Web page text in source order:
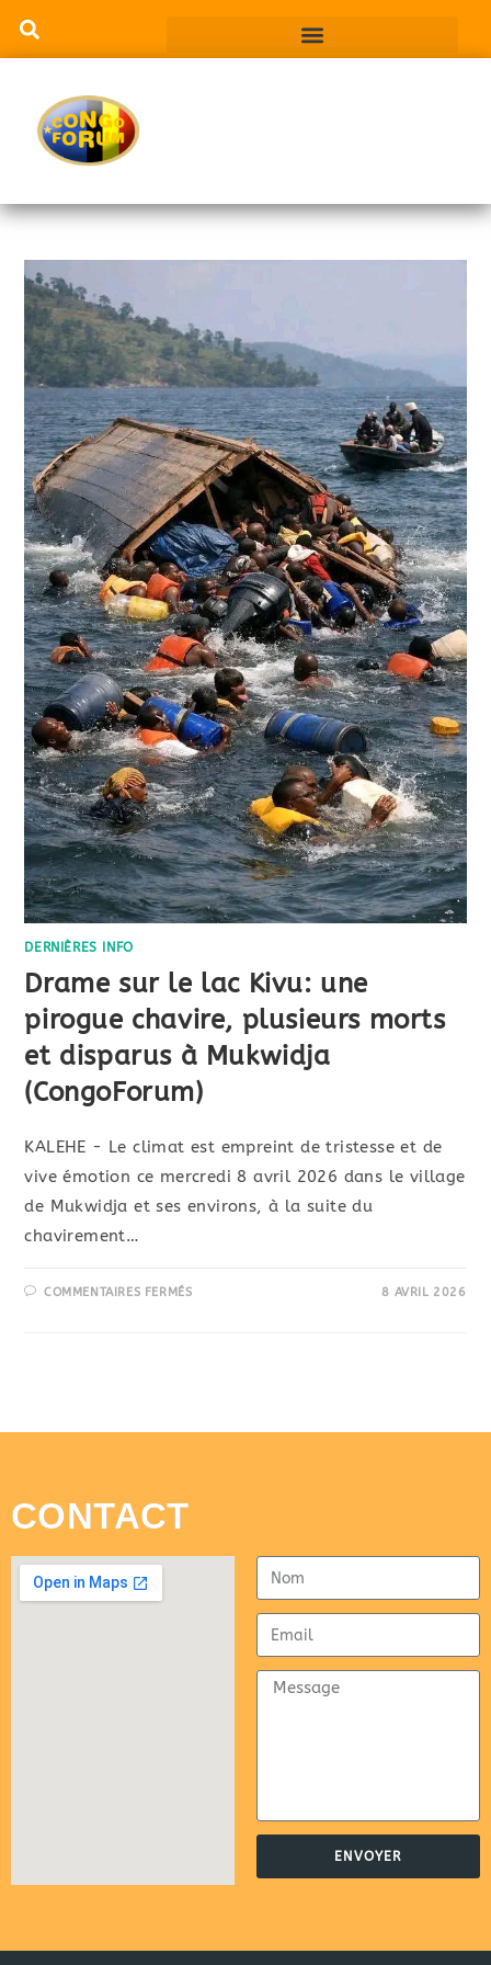
DERNIÈRES INFO
Drame sur le lac Kivu: une
pirogue chavire, plusieurs morts
et disparus à Mukwidja
(CongoForum)
KALEHE - Le climat est empreint de tristesse et de
vive émotion ce mercredi 8 avril 2026 dans le village
de Mukwidja et ses environs, à la suite du
chavirement…
COMMENTAIRES FERMÉS 8 AVRIL 2026
CONTACT
ENVOYER